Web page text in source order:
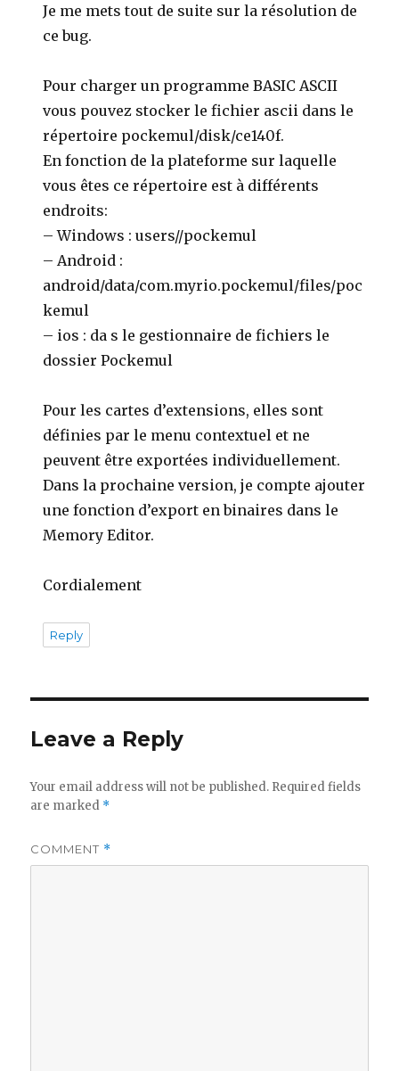
Je me mets tout de suite sur la résolution de
ce bug.
Pour charger un programme BASIC ASCII
vous pouvez stocker le fichier ascii dans le
répertoire pockemul/disk/ce140f.
En fonction de la plateforme sur laquelle
vous êtes ce répertoire est à différents
endroits:
– Windows : users//pockemul
– Android :
android/data/com.myrio.pockemul/files/poc
kemul
– ios : da s le gestionnaire de fichiers le
dossier Pockemul
Pour les cartes d’extensions, elles sont
définies par le menu contextuel et ne
peuvent être exportées individuellement.
Dans la prochaine version, je compte ajouter
une fonction d’export en binaires dans le
Memory Editor.
Cordialement
Reply
Leave a Reply
Your email address will not be published. Required fields
are marked *
COMMENT *